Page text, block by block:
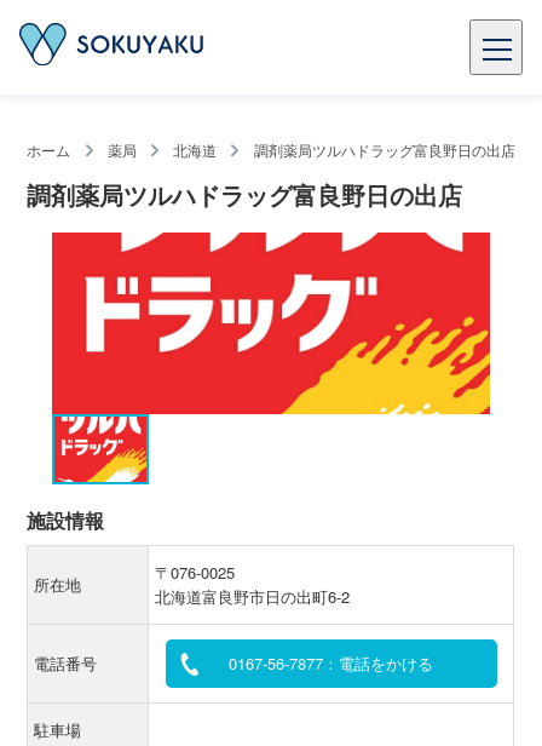
ホーム 薬局 北海道 調剤薬局ツルハドラッグ富良野日の出店
調剤薬局ツルハドラッグ富良野日の出店
施設情報
所在地
〒076-0025
北海道富良野市日の出町6-2
電話番号 0167-56-7877：電話をかける
駐車場